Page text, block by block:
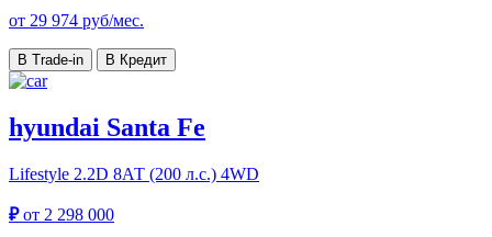
от 29 974 руб/мес.
В Trade-in В Кредит
hyundai Santa Fe
Lifestyle 2.2D 8АТ (200 л.с.) 4WD
₽от 2 298 000